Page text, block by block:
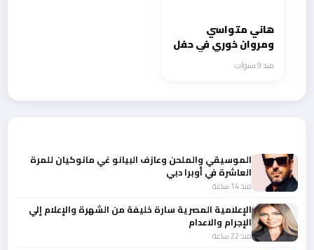
هاني متواسي
ومروان خوري في حفل
مشترك في الاردنمنذ 9 سنوات
الموسيقي والملحن وعازف البيانو غي مانوكيان للمرة
العاشرة في أوبرا دبي
منذ 14 ساعة
الإعلامية المصرية سارة خليفة من الشهرة والإعلام إلي
الإجرام والاعدام
منذ 22 ساعة